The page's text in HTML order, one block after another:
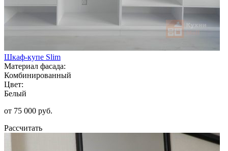
Шкаф-купе Slim
Материал фасада:
Комбинированный
Цвет:
Белый
от 75 000 руб.
Рассчитать